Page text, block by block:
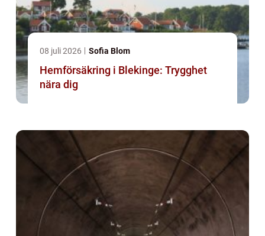
08 juli 2026 Sofia Blom
Hemförsäkring i Blekinge: Trygghet
nära dig